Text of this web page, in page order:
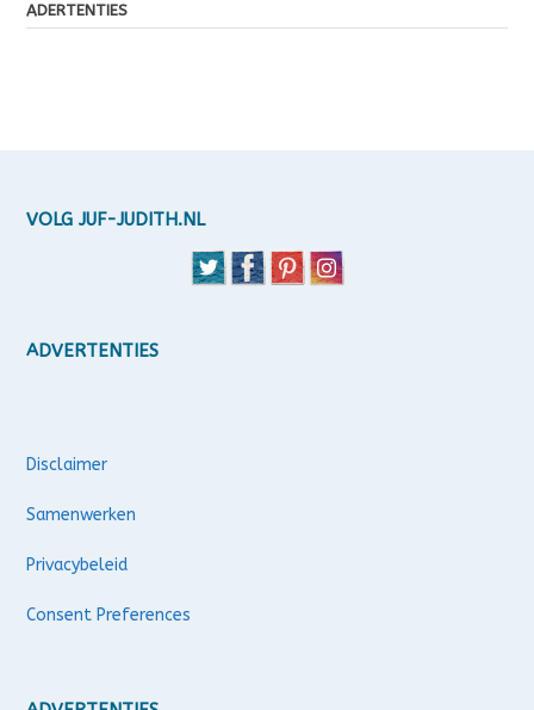
ADERTENTIES
VOLG JUF-JUDITH.NL
ADVERTENTIES
Disclaimer
Samenwerken
Privacybeleid
Consent Preferences